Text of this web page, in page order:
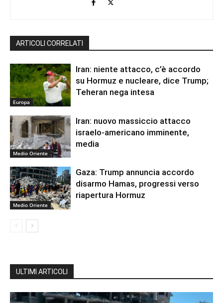
ARTICOLI CORRELATI
Europa
Iran: niente attacco, c’è accordo
su Hormuz e nucleare, dice Trump;
Teheran nega intesa
Medio Oriente
Iran: nuovo massiccio attacco
israelo-americano imminente,
media
Medio Oriente
Gaza: Trump annuncia accordo
disarmo Hamas, progressi verso
riapertura Hormuz
ULTIMI ARTICOLI